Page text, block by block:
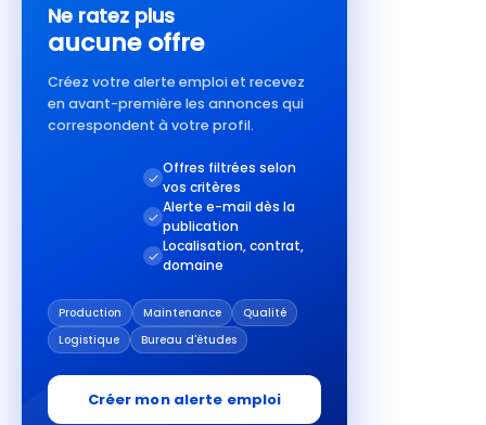
Ne ratez plus
aucune offre
Créez votre alerte emploi et recevez
en avant-première les annonces qui
correspondent à votre profil.
Offres filtrées selon
vos critères
Alerte e-mail dès la
publication
Localisation, contrat,
domaine
Production Maintenance
Qualité
Logistique
Bureau d'études
Créer mon alerte emploi